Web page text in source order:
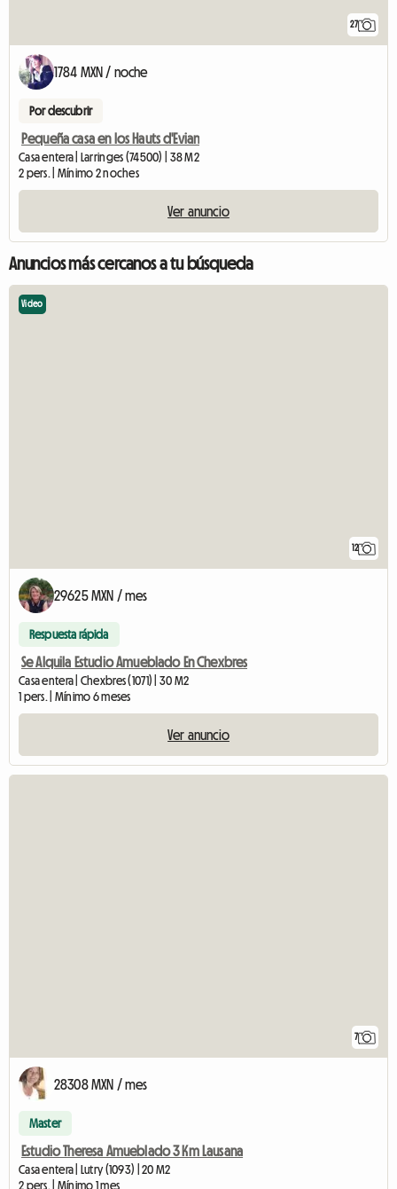
27
1784 MXN / noche
Por descubrir
Pequeña casa en los Hauts d'Evian
Casa entera | Larringes (74500) | 38 M2
2 pers. | Mínimo 2 noches
Ver anuncio
Anuncios más cercanos a tu búsqueda
12
Video
29625 MXN / mes
Respuesta rápida
Se Alquila Estudio Amueblado En Chexbres
Casa entera | Chexbres (1071) | 30 M2
1 pers. | Mínimo 6 meses
Ver anuncio
7
28308 MXN / mes
Master
Estudio Theresa Amueblado 3 Km Lausana
Casa entera | Lutry (1093) | 20 M2
2 pers. | Mínimo 1 mes